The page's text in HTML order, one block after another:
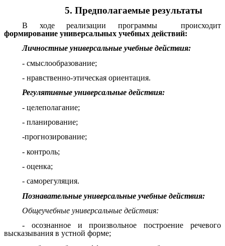
5. Предполагаемые результаты
В ходе реализации программы происходит
формирование универсальных учебных действий:
Личностные универсальные учебные действия:
- смыслообразование;
- нравственно-этическая ориентация.
Регулятивные универсальные действия:
- целеполагание;
- планирование;
-прогнозирование;
- контроль;
- оценка;
- саморегуляция.
Познавательные универсальные учебные действия:
Общеучебные универсальные действия:
- осознанное и произвольное построение речевого
высказывания в устной форме;